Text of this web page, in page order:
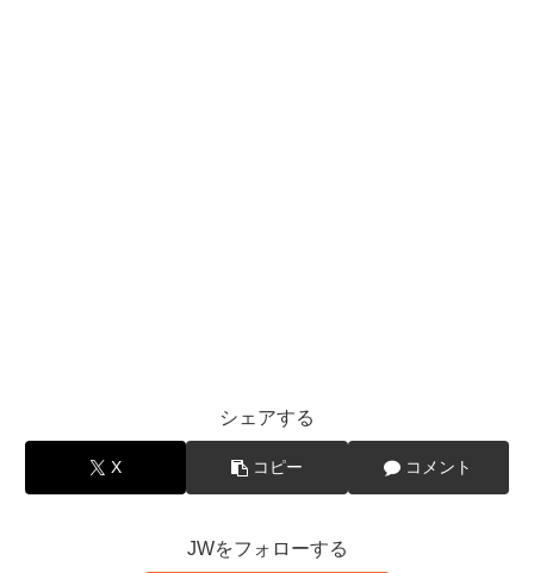
シェアする
X コピー コメント
JWをフォローする